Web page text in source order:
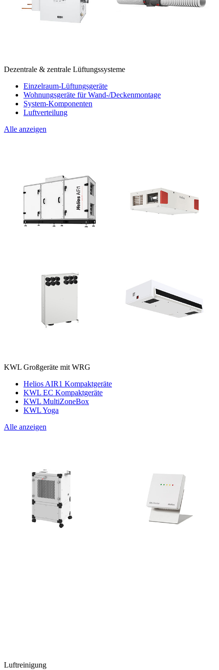
Dezentrale & zentrale Lüftungssysteme
Einzelraum-Lüftungsgeräte
Wohnungsgeräte für Wand-/Deckenmontage
System-Komponenten
Luftverteilung
Alle anzeigen
KWL Großgeräte mit WRG
Helios AIR1 Kompaktgeräte
KWL EC Kompaktgeräte
KWL MultiZoneBox
KWL Yoga
Alle anzeigen
Luftreinigung